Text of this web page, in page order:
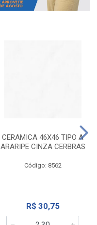
CERAMICA 46X46 TIPO A
ARARIPE CINZA CERBRAS
Código: 8562
R$ 30,75